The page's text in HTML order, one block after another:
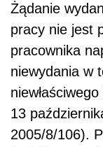
Żądanie
pracy nie jest
pracownika
niewydania w
13
2005/8/106).